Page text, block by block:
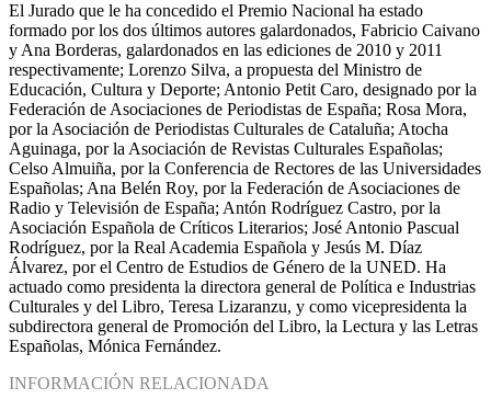
El Jurado que le ha concedido el Premio Nacional ha estado
formado por los dos últimos autores galardonados, Fabricio Caivano
y Ana Borderas, galardonados en las ediciones de 2010 y 2011
respectivamente; Lorenzo Silva, a propuesta del Ministro de
Educación, Cultura y Deporte; Antonio Petit Caro, designado por la
Federación de Asociaciones de Periodistas de España; Rosa Mora,
por la Asociación de Periodistas Culturales de Cataluña; Atocha
Aguinaga, por la Asociación de Revistas Culturales Españolas;
Celso Almuiña, por la Conferencia de Rectores de las Universidades
Españolas; Ana Belén Roy, por la Federación de Asociaciones de
Radio y Televisión de España; Antón Rodríguez Castro, por la
Asociación Española de Críticos Literarios; José Antonio Pascual
Rodríguez, por la Real Academia Española y Jesús M. Díaz
Álvarez, por el Centro de Estudios de Género de la UNED. Ha
actuado como presidenta la directora general de Política e Industrias
Culturales y del Libro, Teresa Lizaranzu, y como vicepresidenta la
subdirectora general de Promoción del Libro, la Lectura y las Letras
Españolas, Mónica Fernández.
INFORMACIÓN RELACIONADA